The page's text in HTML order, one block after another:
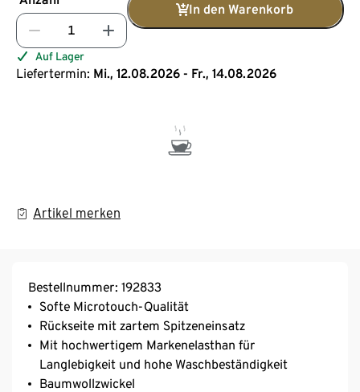
In den Warenkorb
Auf Lager
Liefertermin: Mi., 12.08.2026 - Fr., 14.08.2026
Artikel merken
Bestellnummer: 192833
Softe Microtouch-Qualität
Rückseite mit zartem Spitzeneinsatz
Mit hochwertigem Markenelasthan für
Langlebigkeit und hohe Waschbeständigkeit
Baumwollzwickel